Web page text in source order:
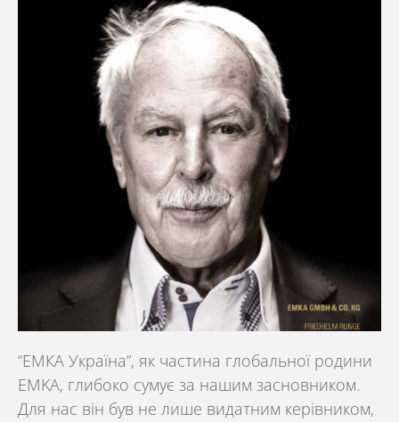
“ЕМКА Україна”, як частина глобальної родини
EMKA, глибоко сумує за нашим засновником.
Для нас він був не лише видатним керівником,